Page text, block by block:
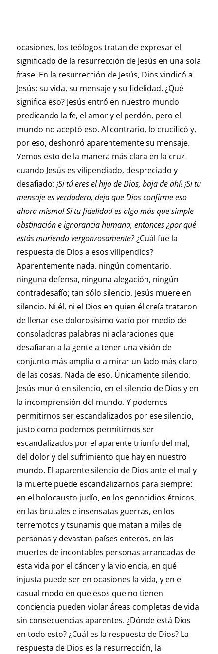
ocasiones, los teólogos tratan de expresar el
significado de la resurrección de Jesús en una sola
frase: En la resurrección de Jesús, Dios vindicó a
Jesús: su vida, su mensaje y su fidelidad. ¿Qué
significa eso? Jesús entró en nuestro mundo
predicando la fe, el amor y el perdón, pero el
mundo no aceptó eso. Al contrario, lo crucificó y,
por eso, deshonró aparentemente su mensaje.
Vemos esto de la manera más clara en la cruz
cuando Jesús es vilipendiado, despreciado y
desafiado: ¡Si tú eres el hijo de Dios, baja de ahí! ¡Si tu
mensaje es verdadero, deja que Dios confirme eso
ahora mismo! Si tu fidelidad es algo más que simple
obstinación e ignorancia humana, entonces ¿por qué
estás muriendo vergonzosamente?¿Cuál fue la
respuesta de Dios a esos vilipendios?
Aparentemente nada, ningún comentario,
ninguna defensa, ninguna alegación, ningún
contradesafío; tan sólo silencio. Jesús muere en
silencio. Ni él, ni el Dios en quien él creía trataron
de llenar ese dolorosísimo vacío por medio de
consoladoras palabras ni aclaraciones que
desafiaran a la gente a tener una visión de
conjunto más amplia o a mirar un lado más claro
de las cosas. Nada de eso. Únicamente silencio.
Jesús murió en silencio, en el silencio de Dios y en
la incomprensión del mundo. Y podemos
permitirnos ser escandalizados por ese silencio,
justo como podemos permitirnos ser
escandalizados por el aparente triunfo del mal,
del dolor y del sufrimiento que hay en nuestro
mundo. El aparente silencio de Dios ante el mal y
la muerte puede escandalizarnos para siempre:
en el holocausto judío, en los genocidios étnicos,
en las brutales e insensatas guerras, en los
terremotos y tsunamis que matan a miles de
personas y devastan países enteros, en las
muertes de incontables personas arrancadas de
esta vida por el cáncer y la violencia, en qué
injusta puede ser en ocasiones la vida, y en el
casual modo en que esos que no tienen
conciencia pueden violar áreas completas de vida
sin consecuencias aparentes. ¿Dónde está Dios
en todo esto? ¿Cuál es la respuesta de Dios? La
respuesta de Dios es la resurrección, la